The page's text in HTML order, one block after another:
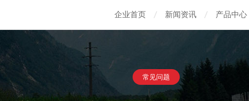
企业首页 新闻资讯 产品中心
常见问题